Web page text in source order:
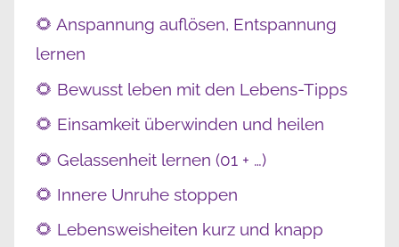
🌻 Anspannung auflösen, Entspannung
lernen
🌻 Bewusst leben mit den Lebens-Tipps
🌻 Einsamkeit überwinden und heilen
🌻 Gelassenheit lernen (01 + …)
🌻 Innere Unruhe stoppen
🌻 Lebensweisheiten kurz und knapp